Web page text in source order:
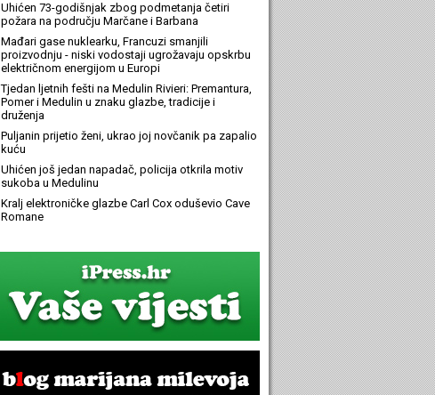
Uhićen 73-godišnjak zbog podmetanja četiri
požara na području Marčane i Barbana
Mađari gase nuklearku, Francuzi smanjili
proizvodnju - niski vodostaji ugrožavaju opskrbu
električnom energijom u Europi
Tjedan ljetnih fešti na Medulin Rivieri: Premantura,
Pomer i Medulin u znaku glazbe, tradicije i
druženja
Puljanin prijetio ženi, ukrao joj novčanik pa zapalio
kuću
Uhićen još jedan napadač, policija otkrila motiv
sukoba u Medulinu
Kralj elektroničke glazbe Carl Cox oduševio Cave
Romane